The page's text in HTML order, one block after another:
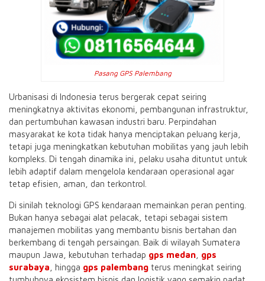
Pasang GPS Palembang
Urbanisasi di Indonesia terus bergerak cepat seiring
meningkatnya aktivitas ekonomi, pembangunan infrastruktur,
dan pertumbuhan kawasan industri baru. Perpindahan
masyarakat ke kota tidak hanya menciptakan peluang kerja,
tetapi juga meningkatkan kebutuhan mobilitas yang jauh lebih
kompleks. Di tengah dinamika ini, pelaku usaha dituntut untuk
lebih adaptif dalam mengelola kendaraan operasional agar
tetap efisien, aman, dan terkontrol.
Di sinilah teknologi GPS kendaraan memainkan peran penting.
Bukan hanya sebagai alat pelacak, tetapi sebagai sistem
manajemen mobilitas yang membantu bisnis bertahan dan
berkembang di tengah persaingan. Baik di wilayah Sumatera
maupun Jawa, kebutuhan terhadap gps medan gps
surabaya , hingga gps palembang terus meningkat seiring